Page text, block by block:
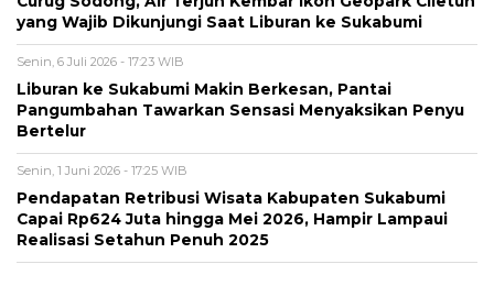
yang Wajib Dikunjungi Saat Liburan ke Sukabumi
Senin, 6 Juli 2026 - 17:23 WIB
Liburan ke Sukabumi Makin Berkesan, Pantai
Pangumbahan Tawarkan Sensasi Menyaksikan Penyu
Bertelur
Senin, 1 Juni 2026 - 17:25 WIB
Pendapatan Retribusi Wisata Kabupaten Sukabumi
Capai Rp624 Juta hingga Mei 2026, Hampir Lampaui
Realisasi Setahun Penuh 2025